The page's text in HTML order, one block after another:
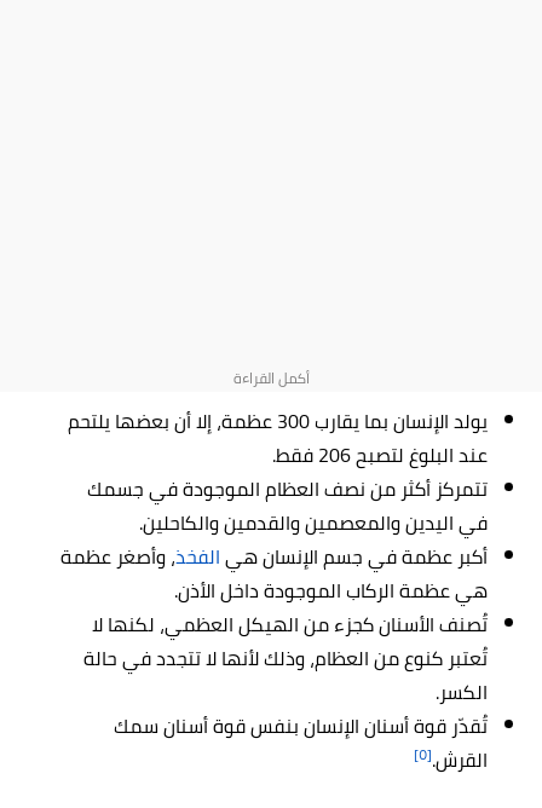
يولد الإنسان بما يقارب 300 عظمة، إلا أن بعضها يلتحم
عند البلوغ لتصبح 206 فقط.
تتمركز أكثر من نصف العظام الموجودة في جسمك
في اليدين والمعصمين والقدمين والكاحلين.
أكبر عظمة في جسم الإنسان هيالفخذ، وأصغر عظمة
هي عظمة الركاب الموجودة داخل الأذن.
تُصنف الأسنان كجزء من الهيكل العظمي، لكنها لا
تُعتبر كنوع من العظام، وذلك لأنها لا تتجدد في حالة
الكسر.
تُقدّر قوة أسنان الإنسان بنفس قوة أسنان سمك
القرش.[٥]